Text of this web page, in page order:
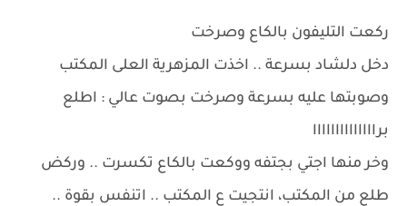
ركعت التليفون بالكاع وصرخت
دخل دلشاد بسرعة .. اخذت المزهرية العلى المكتب
وصوبتها عليه بسرعة وصرخت بصوت عالي : اطلع
براااااااااااااا
وخر منها اجتي بجتفه ووكعت بالكاع تكسرت .. وركض
طلع من المكتب، انتجيت ع المكتب .. اتنفس بقوة ..